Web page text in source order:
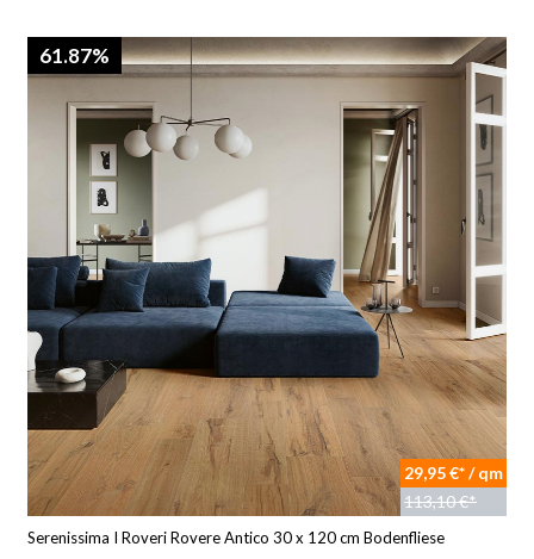
61.87%
29,95 €* / qm
113,10 €*
Serenissima I Roveri Rovere Antico 30 x 120 cm Bodenfliese